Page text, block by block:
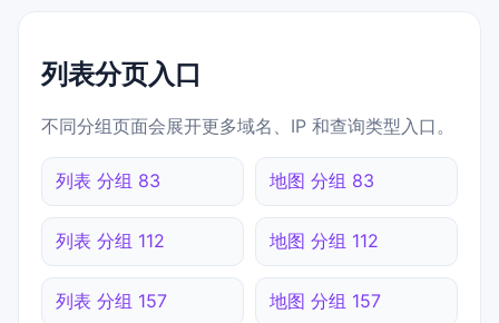
列表分页入口
不同分组页面会展开更多域名、IP 和查询类型入口。
列表 分组 83 地图 分组 83
列表 分组 112 地图 分组 112
列表 分组 157 地图 分组 157